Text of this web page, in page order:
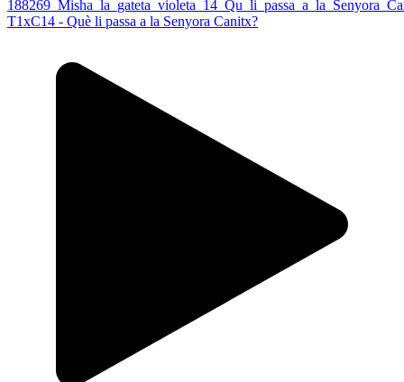
T1xC14 - Què li passa a la Senyora Canitx?